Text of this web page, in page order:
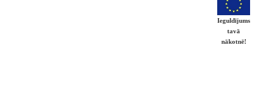
Ieguldījums
tavā
nākotnē!